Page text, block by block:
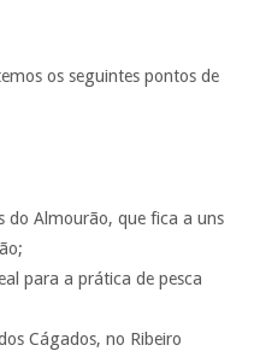
os seguintes pontos de
do Almourão, que fica a uns
para a prática de pesca
Cágados, no Ribeiro